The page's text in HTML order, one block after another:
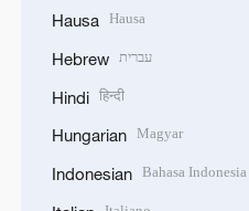
Hausa Hausa
Hebrew עברית
Hindi हिन्दी
Hungarian Magyar
Indonesian Bahasa Indonesia